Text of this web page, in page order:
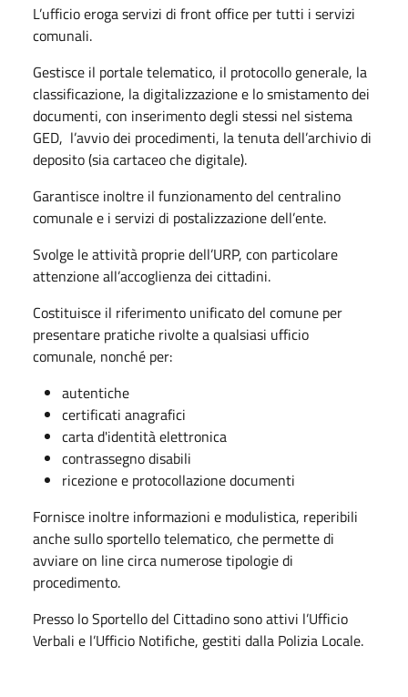
L’ufficio eroga servizi di front office per tutti i servizi
comunali.
Gestisce il portale telematico, il protocollo generale, la
classificazione, la digitalizzazione e lo smistamento dei
documenti, con inserimento degli stessi nel sistema
GED, l’avvio dei procedimenti, la tenuta dell’archivio di
deposito (sia cartaceo che digitale).
Garantisce inoltre il funzionamento del centralino
comunale e i servizi di postalizzazione dell’ente.
Svolge le attività proprie dell’URP, con particolare
attenzione all’accoglienza dei cittadini.
Costituisce il riferimento unificato del comune per
presentare pratiche rivolte a qualsiasi ufficio
comunale, nonché per:
autentiche
certificati anagrafici
carta d'identità elettronica
contrassegno disabili
ricezione e protocollazione documenti
Fornisce inoltre informazioni e modulistica, reperibili
anche sullo sportello telematico, che permette di
avviare on line circa numerose tipologie di
procedimento.
Presso lo Sportello del Cittadino sono attivi l’Ufficio
Verbali e l’Ufficio Notifiche, gestiti dalla Polizia Locale.